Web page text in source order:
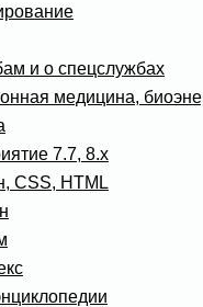
и о спецслужбах
медицина,
7.7, 8.x
CSS, HTML